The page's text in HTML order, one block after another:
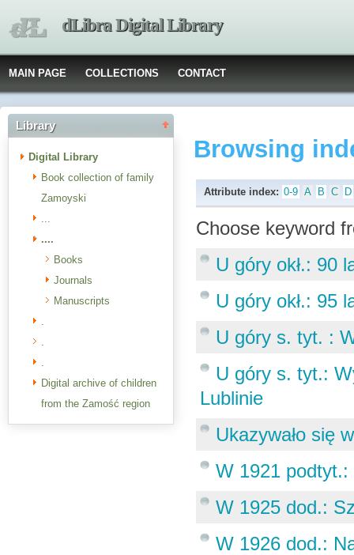
dLibra Digital Library
MAIN PAGE COLLECTIONS CONTACT
Library
Digital Library
Book collection of family
Zamoyski
...
....
Books
Journals
Manuscripts
.
.
.
Digital archive of children
from the Zamość region
Browsing
Attribute index: 0-9 A B C D
Choose keyword
U góry okł.: 90
U góry okł.: 95
U góry s. tyt. :
U góry s. tyt.:
Lublinie
Ukazywało się
W 1921
W 1925 dod.:
W 1926 dod.: